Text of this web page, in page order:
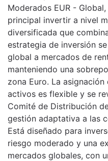
Moderados EUR -
principal invertir a nivel
diversificada que
estrategia de inversión
global a mercados de
manteniendo una
zona Euro. La
activos es flexible y se
Comité de Distribución
gestión adaptativa a las
Está diseñado para
riesgo moderado y una
mercados globales, con